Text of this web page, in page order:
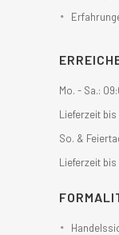
Mo. - Sa.:
Lieferzeit bis
So. &
Lieferzeit bis